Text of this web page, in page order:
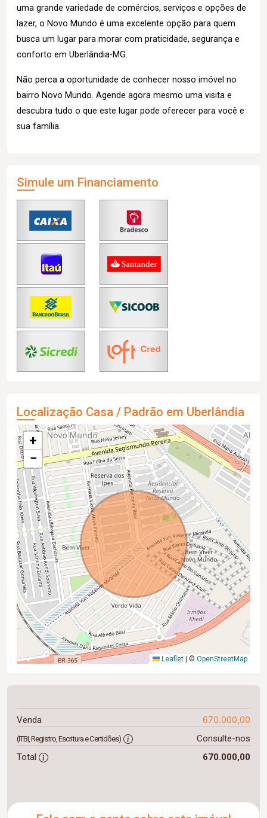
uma grande variedade de comércios, serviços e opções de
lazer, o Novo Mundo é uma excelente opção para quem
busca um lugar para morar com praticidade, segurança e
conforto em Uberlândia-MG.
Não perca a oportunidade de conhecer nosso imóvel no
bairro Novo Mundo. Agende agora mesmo uma visita e
descubra tudo o que este lugar pode oferecer para você e
sua família.
Simule um Financiamento
Localização Casa / Padrão em Uberlândia
+
−
Leaflet © OpenStreetMap
Venda 670.000,00
(ITBI, Registro, Escritura e Certidões)
Consulte-nos
Total
670.000,00